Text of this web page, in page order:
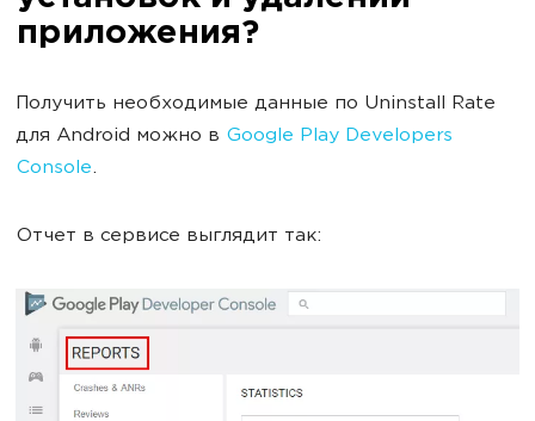
приложения?
Получить необходимые данные по Uninstall Rate
для Android можно в Google Play Developers
Console.
Отчет в сервисе выглядит так: